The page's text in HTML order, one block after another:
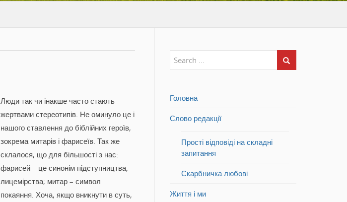
Люди так чи інакше часто стають
жертвами стереотипів. Не оминуло це і
нашого ставлення до біблійних героїв,
зокрема митарів і фарисеїв. Так же
склалося, що для більшості з нас:
фарисей – це синонім підступництва,
лицемірства; митар – символ
покаяння. Хоча, якщо вникнути в суть,
Головна
Слово редакції
Прості відповіді на складні
запитання
Скарбничка любові
Життя і ми